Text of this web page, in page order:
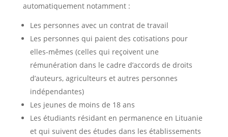
automatiquement notamment :
Les personnes avec un contrat de travail
Les personnes qui paient des cotisations pour
elles-mêmes (celles qui reçoivent une
rémunération dans le cadre d’accords de droits
d’auteurs, agriculteurs et autres personnes
indépendantes)
Les jeunes de moins de 18 ans
Les étudiants résidant en permanence en Lituanie
et qui suivent des études dans les établissements